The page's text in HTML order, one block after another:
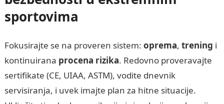
sportovima
Fokusirajte se na proveren sistem: oprema, trening i
kontinuirana procena rizika. Redovno proveravajte
sertifikate (CE, UIAA, ASTM), vodite dnevnik
servisiranja, i uvek imajte plan za hitne situacije.